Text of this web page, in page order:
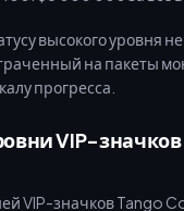
высокого уровня
на пакеты
прогресса.
VIP-